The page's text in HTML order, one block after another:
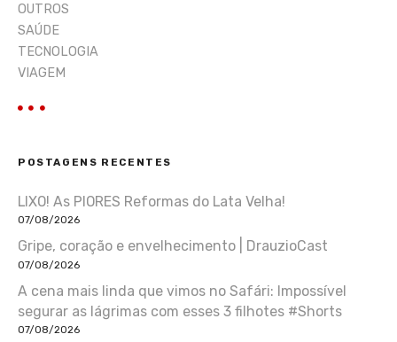
OUTROS
SAÚDE
TECNOLOGIA
VIAGEM
POSTAGENS RECENTES
LIXO! As PIORES Reformas do Lata Velha!
07/08/2026
Gripe, coração e envelhecimento | DrauzioCast
07/08/2026
A cena mais linda que vimos no Safári: Impossível
segurar as lágrimas com esses 3 filhotes #Shorts
07/08/2026